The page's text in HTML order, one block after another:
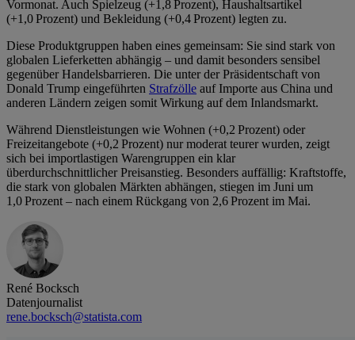
Vormonat. Auch Spielzeug (+1,8 Prozent), Haushaltsartikel
(+1,0 Prozent) und Bekleidung (+0,4 Prozent) legten zu.
Diese Produktgruppen haben eines gemeinsam: Sie sind stark von
globalen Lieferketten abhängig – und damit besonders sensibel
gegenüber Handelsbarrieren. Die unter der Präsidentschaft von
Donald Trump eingeführten Strafzölle auf Importe aus China und
anderen Ländern zeigen somit Wirkung auf dem Inlandsmarkt.
Während Dienstleistungen wie Wohnen (+0,2 Prozent) oder
Freizeitangebote (+0,2 Prozent) nur moderat teurer wurden, zeigt
sich bei importlastigen Warengruppen ein klar
überdurchschnittlicher Preisanstieg. Besonders auffällig: Kraftstoffe,
die stark von globalen Märkten abhängen, stiegen im Juni um
1,0 Prozent – nach einem Rückgang von 2,6 Prozent im Mai.
René Bocksch
Datenjournalist
rene.bocksch@statista.com